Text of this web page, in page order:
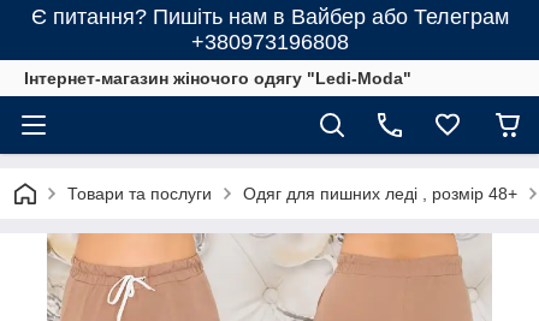
Є питання? Пишіть нам в Вайбер або Телеграм
+380973196808
Інтернет-магазин жіночого одягу "Ledi-Moda"
Товари та послуги Одяг для пишних леді , розмір 48+